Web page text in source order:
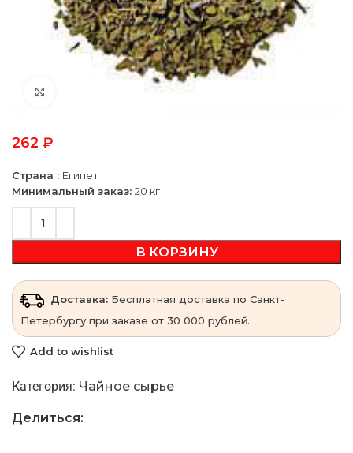
262 ₽
Страна : Египет
Минимальный заказ: 20 кг
В КОРЗИНУ
Доставка: Бесплатная доставка по Санкт-
Петербургу при заказе от 30 000 рублей.
Add to wishlist
Категория: Чайное сырье
Делиться: